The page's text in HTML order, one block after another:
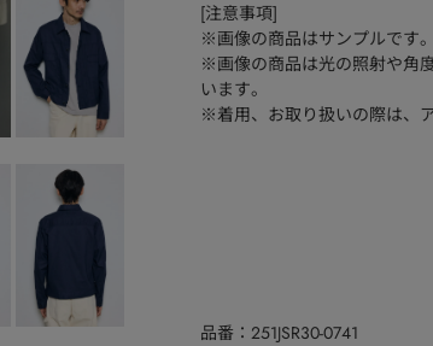
[注意事項]
※画像の商品はサンプルです
※画像の商品は光の照射や角
います。
※着用、お取り扱いの際は、
品番 251JSR30-0741